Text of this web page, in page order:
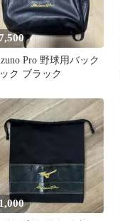
7,500
Pro 野球用バック
ク ブラック
1,000